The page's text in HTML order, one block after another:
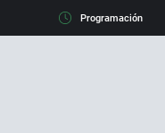
y su 'sí' al Barça La llamada
Programación